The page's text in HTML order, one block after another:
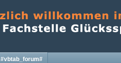
#vbtab_forum#